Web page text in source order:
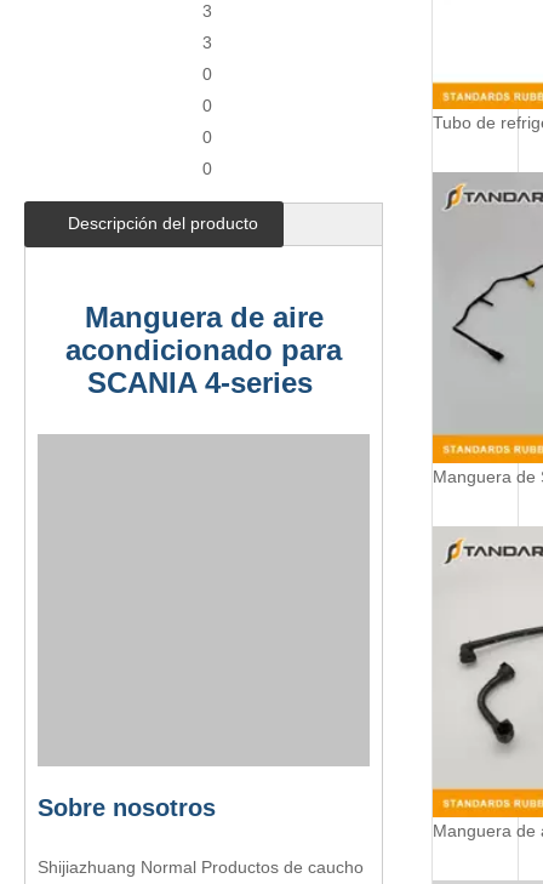
3
3
0
0
0
0
Descripción del producto
Manguera de aire
acondicionado para
SCANIA 4-series
Sobre nosotros
Shijiazhuang Normal Productos de caucho